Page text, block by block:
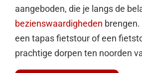
aangeboden, die je langs de
bezienswaardigheden
een tapas fietstour of een
prachtige dorpen ten noorden